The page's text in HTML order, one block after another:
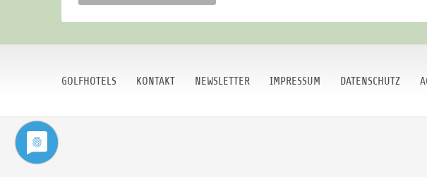
GOLFHOTELS KONTAKT NEWSLETTER IMPRESSUM DATENSCHUTZ